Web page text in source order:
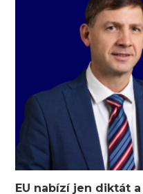
EU nabízí jen diktát